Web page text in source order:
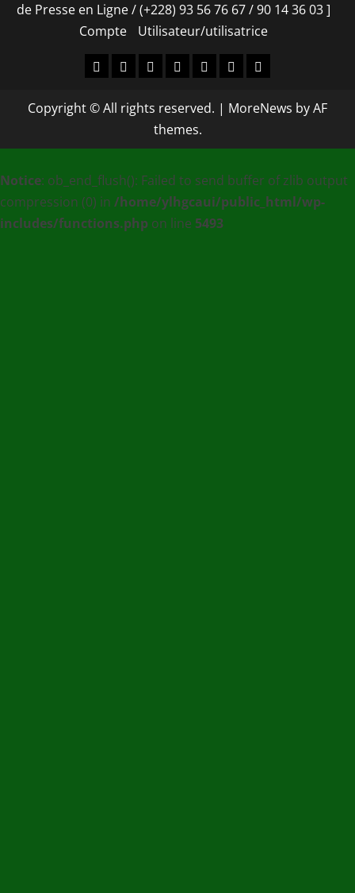
de Presse en Ligne / (+228) 93 56 76 67 / 90 14 36 03 ]
Compte
Utilisateur/utilisatrice
Accueil
À
Nos
Contact
[
–
PLUS
:
Agence
de
CompteUtilisateur/
Copyright © All rights reserved. | MoreNews by AF
themes.
Notice: ob_end_flush(): Failed to send buffer of zlib output
compression (0) in /home/ylhgcaui/public_html/wp-
includes/functions.php on line 5493